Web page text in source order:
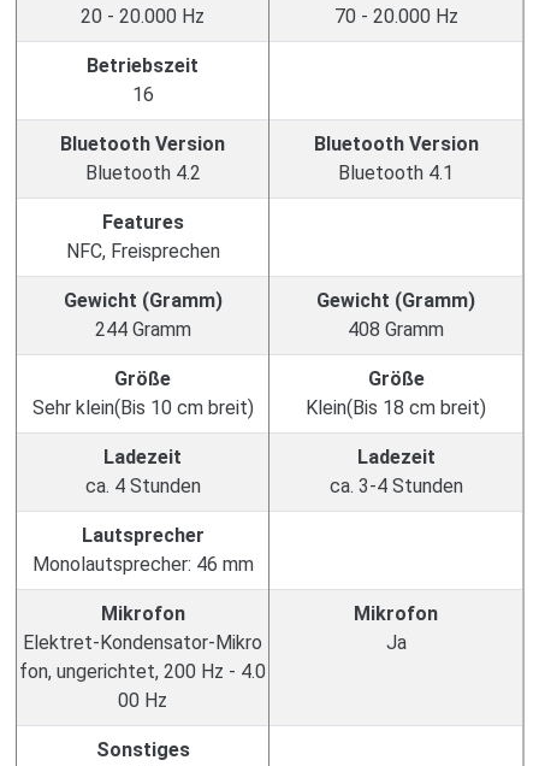
20 - 20.000 Hz
70 - 20.000 Hz
Betriebszeit
16
Bluetooth Version
Bluetooth 4.2
Bluetooth Version
Bluetooth 4.1
Features
NFC, Freisprechen
Gewicht (Gramm)
244 Gramm
Gewicht (Gramm)
408 Gramm
Größe
Sehr klein(Bis 10 cm breit)
Größe
Klein(Bis 18 cm breit)
Ladezeit
ca. 4 Stunden
Ladezeit
ca. 3-4 Stunden
Lautsprecher
Monolautsprecher: 46 mm
Mikrofon
Elektret-Kondensator-Mikro
fon, ungerichtet, 200 Hz - 4.0
00 Hz
Mikrofon
Ja
Sonstiges